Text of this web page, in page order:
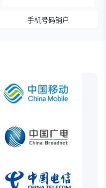
手机号码销户
作商